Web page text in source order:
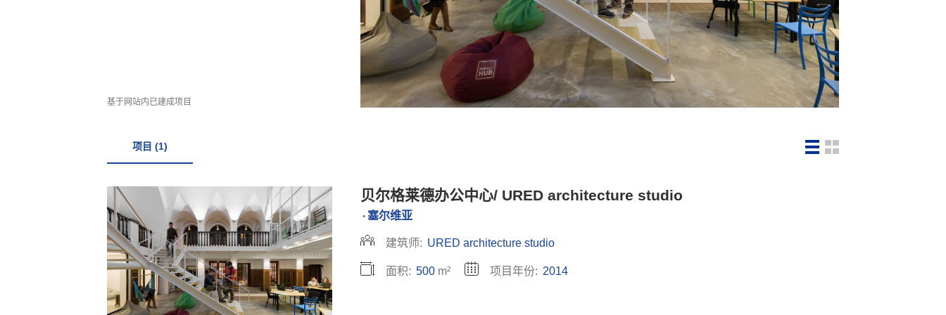
基于网站内已建成项目
项目 (1)
贝尔格莱德办公中心/ URED architecture studio
• 塞尔维亚
建筑师: URED architecture studio
面积: 500 m² 项目年份: 2014